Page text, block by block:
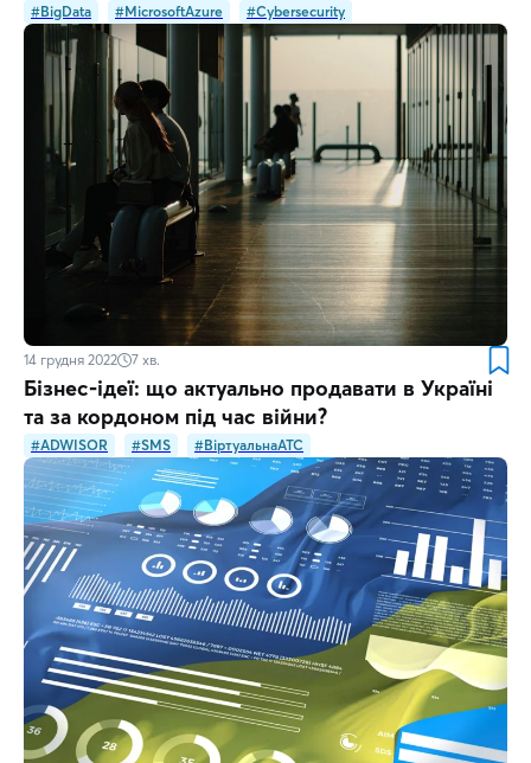
#BigData #MicrosoftAzure #Cybersecurity
14 грудня 2022 7 хв.
Бізнес-ідеї: що актуально продавати в Україні
та за кордоном під час війни?
#ADWISOR #SMS #ВіртуальнаATC